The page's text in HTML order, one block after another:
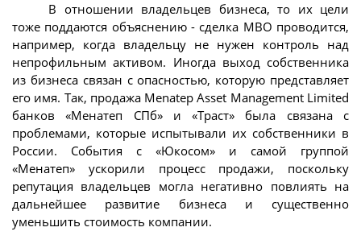
В отношении владельцев бизнеса, то их цели
тоже поддаются объяснению - сделка МВО проводится,
например, когда владельцу не нужен контроль над
непрофильным активом. Иногда выход собственника
из бизнеса связан с опасностью, которую представляет
его имя. Так, продажа Menatep Asset Management Limited
банков «Менатеп СПб» и «Траст» была связана с
проблемами, которые испытывали их собственники в
России. События с «Юкосом» и самой группой
«Менатеп» ускорили процесс продажи, поскольку
репутация владельцев могла негативно повлиять на
дальнейшее развитие бизнеса и существенно
уменьшить стоимость компании.